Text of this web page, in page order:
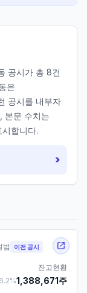
공시가 총 8건
은
공시를 내부자
본문 수치는
합니다.
›
범 이전 공시
잔고현황
%1,388,671주